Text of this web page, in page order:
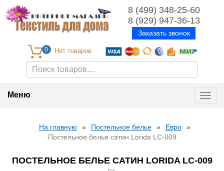
0
8 (499) 348-25-60
8 (929) 947-36-13
Заказать звонок
Меню
На главную » Постельное белье » Евро
»
Постельное белье сатин Lorida LC-009
ПОСТЕЛЬНОЕ БЕЛЬЕ САТИН LORIDA LC-009